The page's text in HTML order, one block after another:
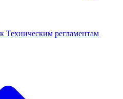
Техническим регламентам